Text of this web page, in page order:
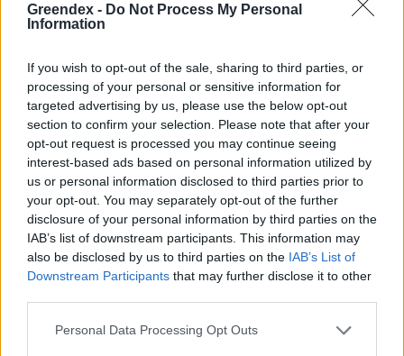
Greendex - Do Not Process My Personal
Information
If you wish to opt-out of the sale, sharing to third parties, or
processing of your personal or sensitive information for
targeted advertising by us, please use the below opt-out
section to confirm your selection. Please note that after your
opt-out request is processed you may continue seeing
interest-based ads based on personal information utilized by
us or personal information disclosed to third parties prior to
your opt-out. You may separately opt-out of the further
disclosure of your personal information by third parties on the
IAB’s list of downstream participants. This information may
also be disclosed by us to third parties on the IAB’s List of
Downstream Participants that may further disclose it to other
Personal Data Processing Opt Outs
használati tárgy születik.
Milyen anyagokat használtok?
Egy kanapé az egyik legértékesebb